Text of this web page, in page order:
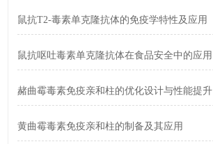
鼠抗T2-毒素单克隆抗体的免疫学特性及应用
鼠抗呕吐毒素单克隆抗体在食品安全中的应用
赭曲霉毒素免疫亲和柱的优化设计与性能提升
黄曲霉毒素免疫亲和柱的制备及其应用